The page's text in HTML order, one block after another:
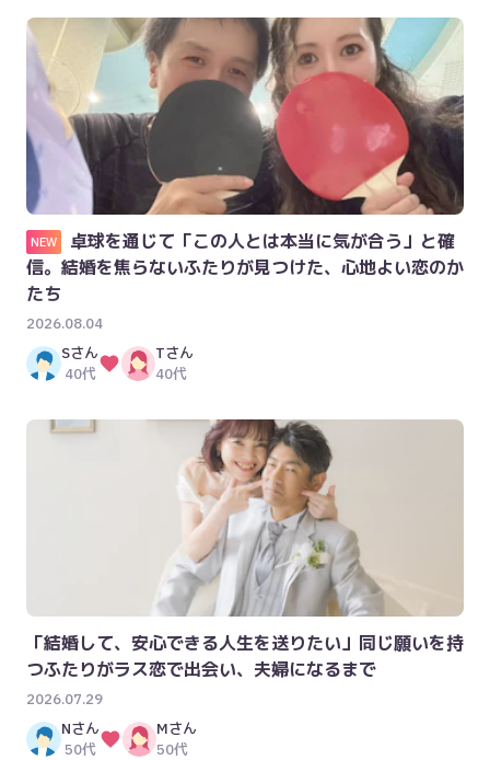
NEW
卓球を通じて「この人とは本当に気が合う」と確
信。結婚を焦らないふたりが見つけた、心地よい恋のか
たち
2026.08.04
Sさん
40代
Tさん
40代
「結婚して、安心できる人生を送りたい」同じ願いを持
つふたりがラス恋で出会い、夫婦になるまで
2026.07.29
Nさん
50代
Mさん
50代